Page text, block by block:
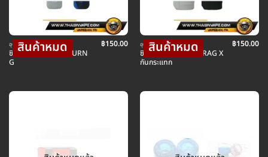
อุปกรณ์ บุหรี่ไฟฟ้า
ซิลิโคน CASE CALIBURN
G
฿150.00 อุปกรณ์ บุหรี่ไฟฟ้า
ซิลิโคน VOOPOO DRAG X
กันกระแทก
฿150.00